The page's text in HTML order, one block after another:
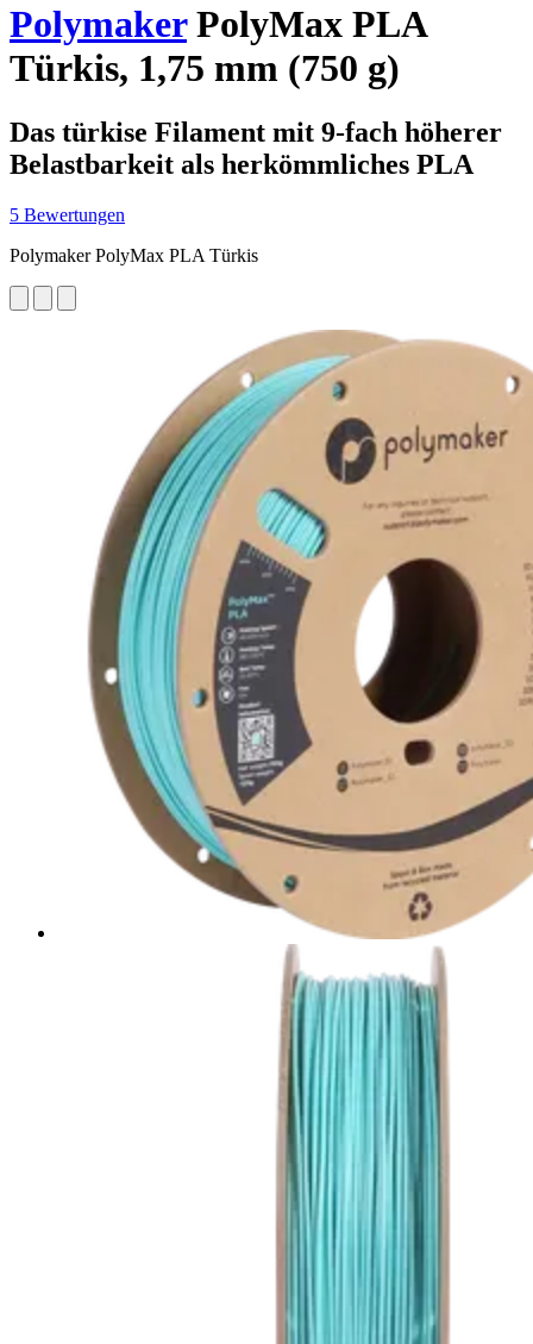
PolymakerPolyMax PLA
Türkis, 1,75 mm (750 g)
Das türkise Filament mit 9-fach höherer
Belastbarkeit als herkömmliches PLA
5 Bewertungen
Polymaker PolyMax PLA Türkis